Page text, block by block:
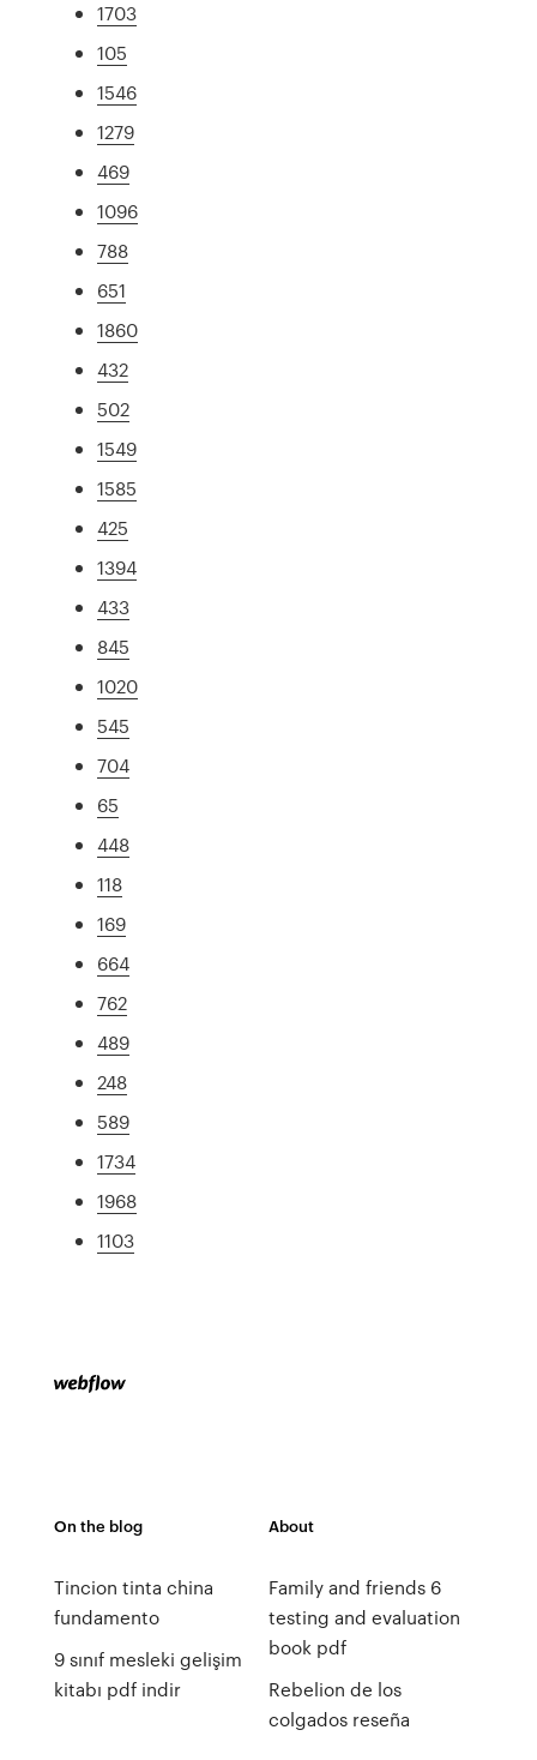
1703
105
1546
1279
469
1096
788
651
1860
432
502
1549
1585
425
1394
433
845
1020
545
704
65
448
118
169
664
762
489
248
589
1734
1968
1103
On the blog
Tincion tinta china
fundamento
9 sınıf mesleki gelişim
kitabı pdf indir
About
Family and friends 6
testing and evaluation
book pdf
Rebelion de los
colgados reseña